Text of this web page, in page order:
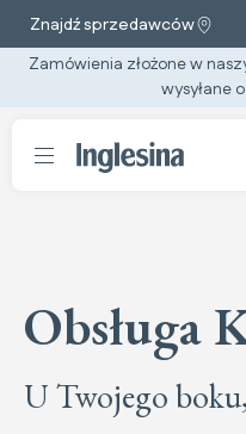
Znajdź sprzedawców
Zamówienia złożone w
wysyłane
Obsługa
U Twojego